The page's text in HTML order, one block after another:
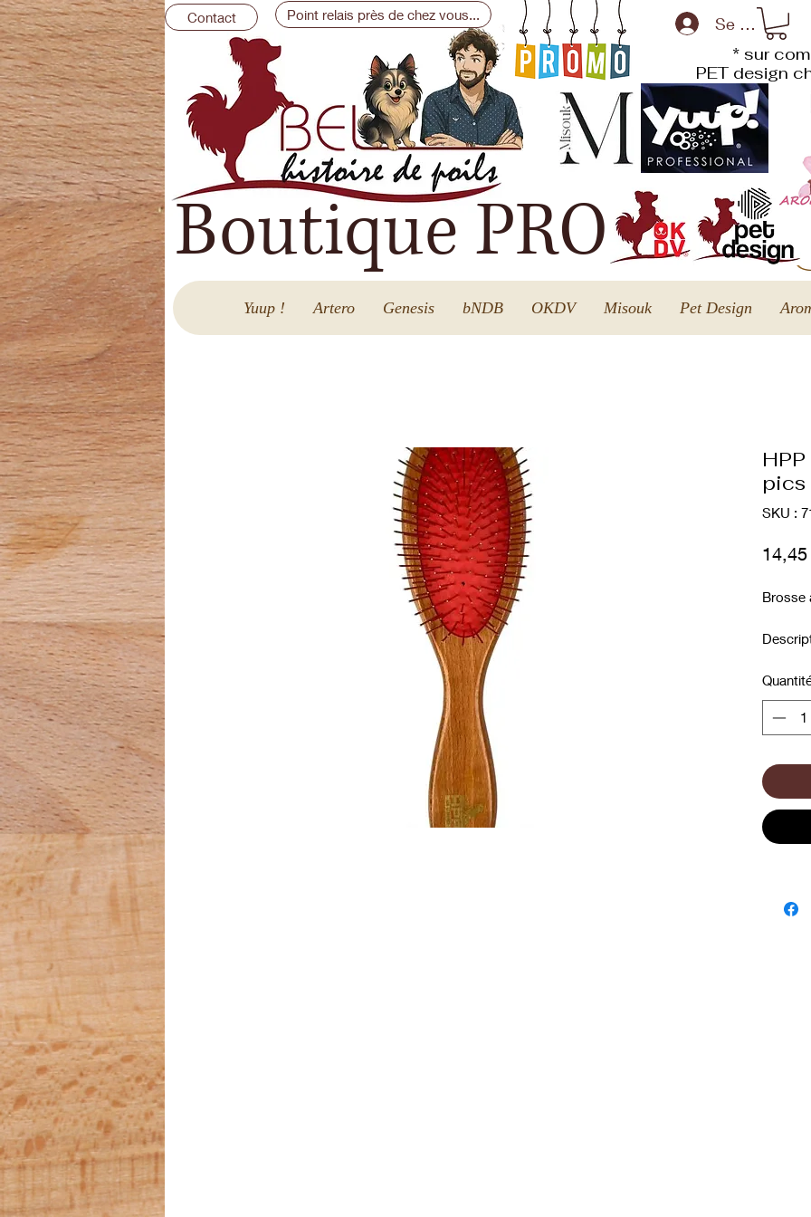
Contact Point relais près de chez vous... Se
Boutique PRO
* sur
PET design
Yuup ! Artero Genesis bNDB OKDV Misouk Pet Design
pics
SKU :
Brosse
•
•
•
La
Peut